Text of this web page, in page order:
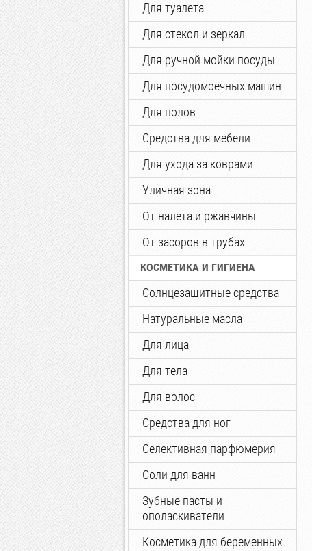
Для туалета
Для стекол и зеркал
Для ручной мойки посуды
Для посудомоечных машин
Для полов
Средства для мебели
Для ухода за коврами
Уличная зона
От налета и ржавчины
От засоров в трубах
КОСМЕТИКА И ГИГИЕНА
Солнцезащитные средства
Натуральные масла
Для лица
Для тела
Для волос
Средства для ног
Селективная парфюмерия
Соли для ванн
Зубные пасты и
ополаскиватели
Косметика для беременных